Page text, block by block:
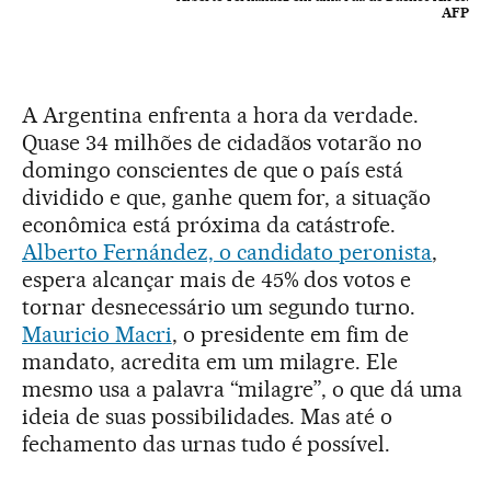
AFP
A Argentina enfrenta a hora da verdade.
Quase 34 milhões de cidadãos votarão no
domingo conscientes de que o país está
dividido e que, ganhe quem for, a situação
econômica está próxima da catástrofe.
Alberto Fernández, o candidato peronista,
espera alcançar mais de 45% dos votos e
tornar desnecessário um segundo turno.
Mauricio Macri, o presidente em fim de
mandato, acredita em um milagre. Ele
mesmo usa a palavra “milagre”, o que dá uma
ideia de suas possibilidades. Mas até o
fechamento das urnas tudo é possível.